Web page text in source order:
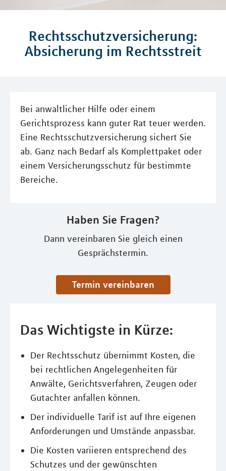
Rechtsschutzversicherung:
Absicherung im Rechtsstreit
Bei anwaltlicher Hilfe oder einem
Gerichtsprozess kann guter Rat teuer werden.
Eine Rechtsschutzversicherung sichert Sie
ab. Ganz nach Bedarf als Komplettpaket oder
einem Versicherungsschutz für bestimmte
Bereiche.
Haben Sie Fragen?
Dann vereinbaren Sie gleich einen
Gesprächstermin.
Termin vereinbaren
Das Wichtigste in Kürze:
Der Rechtsschutz übernimmt Kosten, die
bei rechtlichen Angelegenheiten für
Anwälte, Gerichtsverfahren, Zeugen oder
Gutachter anfallen können.
Der individuelle Tarif ist auf Ihre eigenen
Anforderungen und Umstände anpassbar.
Die Kosten variieren entsprechend des
Schutzes und der gewünschten